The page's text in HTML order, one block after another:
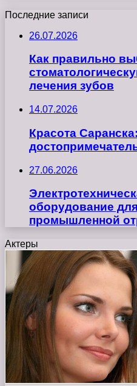
Последние записи
26.07.2026
Как правильно
лечения зубов
14.07.2026
Красота
27.06.2026
оборудование
промышленной
Актеры